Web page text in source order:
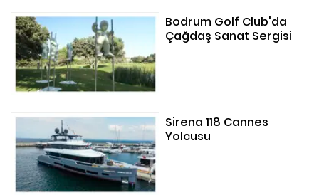
Bodrum Golf Club'da
Çağdaş Sanat Sergisi
Sirena 118 Cannes
Yolcusu